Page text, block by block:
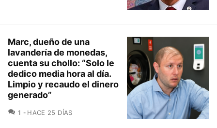
Marc, dueño de una
lavandería de monedas,
cuenta su chollo: “Solo le
dedico media hora al día.
Limpio y recaudo el dinero
generado”
1 COMENTARIOS
HACE 25 DÍAS